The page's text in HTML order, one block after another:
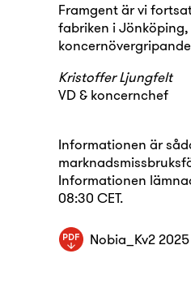
Framgent är vi
fabriken i
Kristoffer Ljungfelt
VD & koncernchef
Informationen är
Informationen
08:30 CET.
Nobia_Kv2